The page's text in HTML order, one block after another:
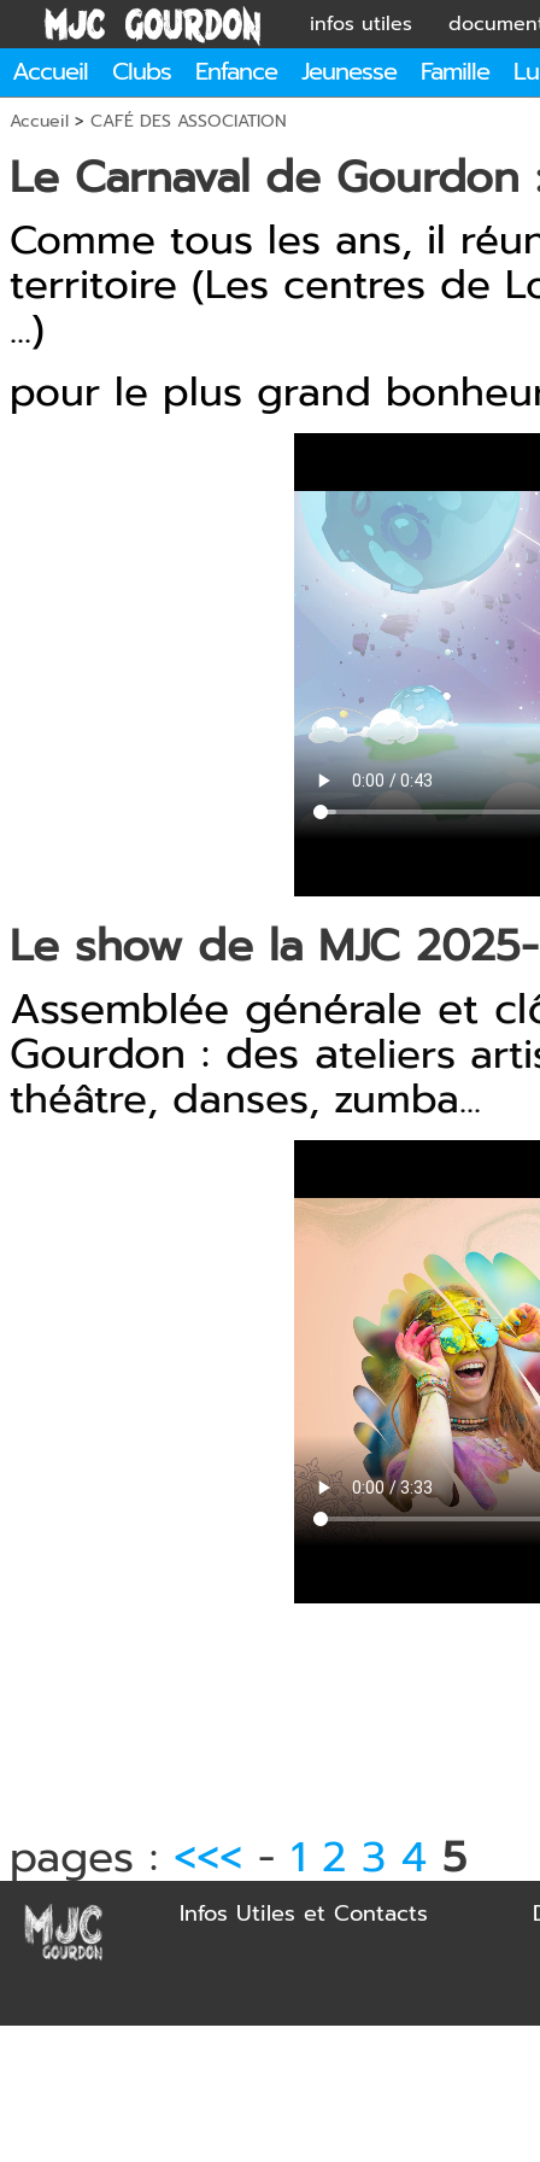
infos utiles
Accueil Clubs Enfance Jeunesse Famille
Accueil > CAFÉ DES ASSOCIATION
Le Carnaval de Gourdon
Comme tous les ans, il
territoire (Les centres de
...)
pour le plus grand
Le show de la MJC
Assemblée générale et
Gourdon : des ateliers
théâtre, danses, zumba...
pages : <<< - 1 2 3 4 5
Infos Utiles et Contacts